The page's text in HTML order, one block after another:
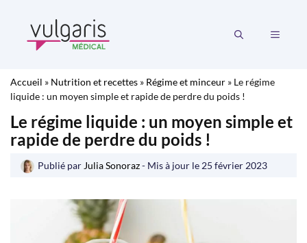
contenu
MENU
Accueil » Nutrition et recettes » Régime et minceur » Le régime
liquide : un moyen simple et rapide de perdre du poids !
Le régime liquide : un moyen simple et
rapide de perdre du poids !
Publié par Julia Sonoraz- Mis à jour le 25 février 2023